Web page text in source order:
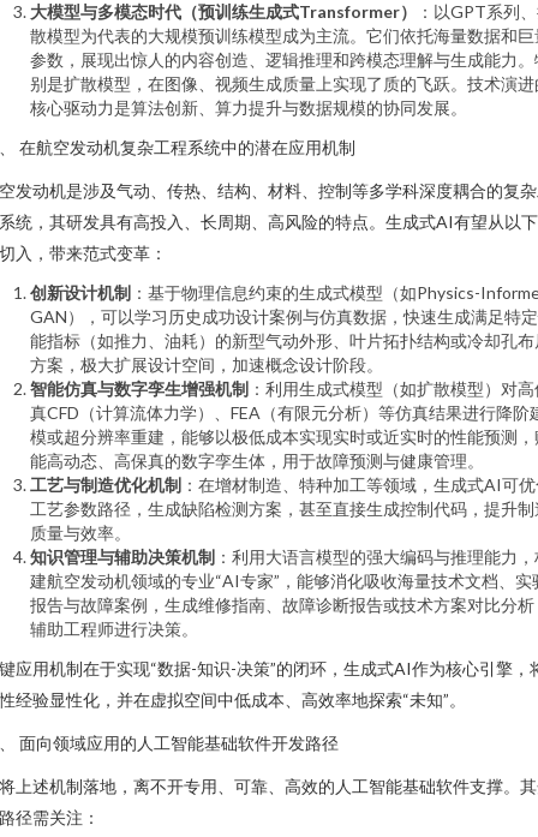
大模型与多模态时代（预训练生成式Transformer）
：以GPT系列
散模型为代表的大规模预训练模型成为主流。它们依托海量数据和巨
参数，展现出惊人的内容创造、逻辑推理和跨模态理解与生成能力。
别是扩散模型，在图像、视频生成质量上实现了质的飞跃。技术演进
核心驱动力是算法创新、算力提升与数据规模的协同发展。
在航空发动机复杂工程系统中的潜在应用机制
发动机是涉及气动、传热、结构、材料、控制等多学科深度耦合的复
统，其研发具有高投入、长周期、高风险的特点。生成式AI有望从以
入，带来范式变革：
创新设计机制 ：基于物理信息约束的生成式模型（如Physics-
GAN），可以学习历史成功设计案例与仿真数据，快速生成满足特
能指标（如推力、油耗）的新型气动外形、叶片拓扑结构或冷却孔布
方案，极大扩展设计空间，加速概念设计阶段。
智能仿真与数字孪生增强机制 ：利用生成式模型（如扩散模型）对
真CFD（计算流体力学）、FEA（有限元分析）等仿真结果进行降阶
模或超分辨率重建，能够以极低成本实现实时或近实时的性能预测，
能高动态、高保真的数字孪生体，用于故障预测与健康管理。
工艺与制造优化机制 ：在增材制造、特种加工等领域，生成式AI可
工艺参数路径，生成缺陷检测方案，甚至直接生成控制代码，提升制
质量与效率。
知识管理与辅助决策机制 ：利用大语言模型的强大编码与推理能力
建航空发动机领域的专业“AI专家”，能够消化吸收海量技术文档、实
报告与故障案例，生成维修指南、故障诊断报告或技术方案对比分析
辅助工程师进行决策。
应用机制在于实现“数据-知识-决策”的闭环，生成式AI作为核心引擎，
经验显性化，并在虚拟空间中低成本、高效率地探索“未知”。
面向领域应用的人工智能基础软件开发路径
上述机制落地，离不开专用、可靠、高效的人工智能基础软件支撑。
径需关注：